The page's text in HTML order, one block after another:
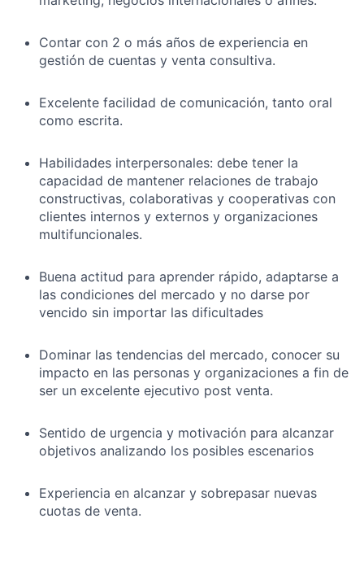
Contar con 2 o más años de experiencia en
gestión de cuentas y venta consultiva.
Excelente facilidad de comunicación, tanto oral
como escrita.
Habilidades interpersonales: debe tener la
capacidad de mantener relaciones de trabajo
constructivas, colaborativas y cooperativas con
clientes internos y externos y organizaciones
multifuncionales.
Buena actitud para aprender rápido, adaptarse a
las condiciones del mercado y no darse por
vencido sin importar las dificultades
Dominar las tendencias del mercado, conocer su
impacto en las personas y organizaciones a fin de
ser un excelente ejecutivo post venta.
Sentido de urgencia y motivación para alcanzar
objetivos analizando los posibles escenarios
Experiencia en alcanzar y sobrepasar nuevas
cuotas de venta.